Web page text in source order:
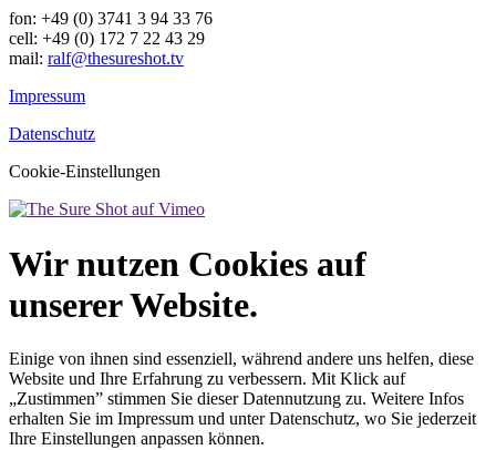
fon: +49 (0) 3741 3 94 33 76
cell: +49 (0) 172 7 22 43 29
mail: ralf@thesureshot.tv
Impressum
Datenschutz
Cookie-Einstellungen
Wir nutzen Cookies auf
unserer Website.
Einige von ihnen sind essenziell, während andere uns helfen, diese
Website und Ihre Erfahrung zu verbessern. Mit Klick auf
„Zustimmen” stimmen Sie dieser Datennutzung zu. Weitere Infos
erhalten Sie im Impressum und unter Datenschutz, wo Sie jederzeit
Ihre Einstellungen anpassen können.